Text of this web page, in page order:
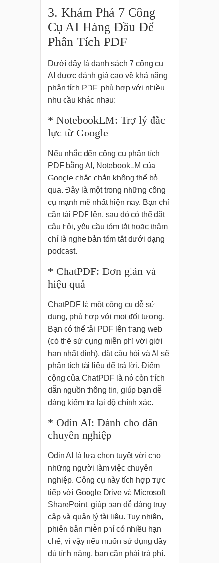
3. Khám Phá 7 Công
Cụ AI Hàng Đầu Để
Phân Tích PDF
Dưới đây là danh sách 7 công cụ
AI được đánh giá cao về khả năng
phân tích PDF, phù hợp với nhiều
nhu cầu khác nhau:
* NotebookLM: Trợ lý đắc
lực từ Google
Nếu nhắc đến công cụ phân tích
PDF bằng AI, NotebookLM của
Google chắc chắn không thể bỏ
qua. Đây là một trong những công
cụ mạnh mẽ nhất hiện nay. Bạn chỉ
cần tải PDF lên, sau đó có thể đặt
câu hỏi, yêu cầu tóm tắt hoặc thậm
chí là nghe bản tóm tắt dưới dạng
podcast.
* ChatPDF: Đơn giản và
hiệu quả
ChatPDF là một công cụ dễ sử
dụng, phù hợp với mọi đối tượng.
Bạn có thể tải PDF lên trang web
(có thể sử dụng miễn phí với giới
hạn nhất định), đặt câu hỏi và AI sẽ
phân tích tài liệu để trả lời. Điểm
cộng của ChatPDF là nó còn trích
dẫn nguồn thông tin, giúp bạn dễ
dàng kiểm tra lại độ chính xác.
* Odin AI: Dành cho dân
chuyên nghiệp
Odin AI là lựa chọn tuyệt vời cho
những người làm việc chuyên
nghiệp. Công cụ này tích hợp trực
tiếp với Google Drive và Microsoft
SharePoint, giúp bạn dễ dàng truy
cập và quản lý tài liệu. Tuy nhiên,
phiên bản miễn phí có nhiều hạn
chế, vì vậy nếu muốn sử dụng đầy
đủ tính năng, bạn cần phải trả phí.